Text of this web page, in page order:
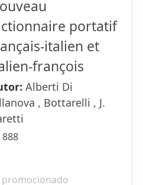
portatif
italien et
françois
Alberti Di
, Bottarelli , J.
888